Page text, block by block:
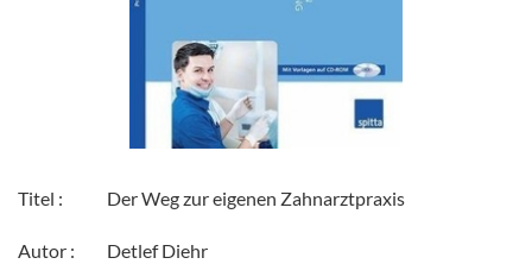
Titel : Der Weg zur eigenen Zahnarztpraxis
Autor : Detlef Diehr